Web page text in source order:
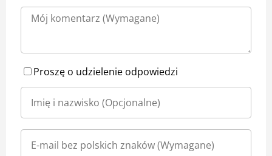
Proszę o udzielenie odpowiedzi